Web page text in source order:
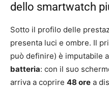
dello smartwatch
Sotto il profilo delle
presenta luci e ombre. Il
può definire) è imputabile
batteria: con il suo
arriva a coprire 48 ore a